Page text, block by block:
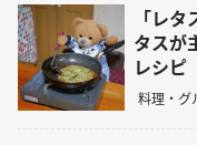
「レ
タスが
レシピ
料理・グ